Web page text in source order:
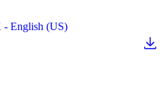
- English (US)